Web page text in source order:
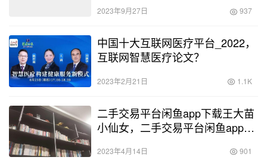
2023年9月27日 937
中国十大互联网医疗平台_2022，
互联网智慧医疗论文？
2023年2月21日 1.1K
二手交易平台闲鱼app下载王大苗
小仙女，二手交易平台闲鱼app下
2023年4月14日 901